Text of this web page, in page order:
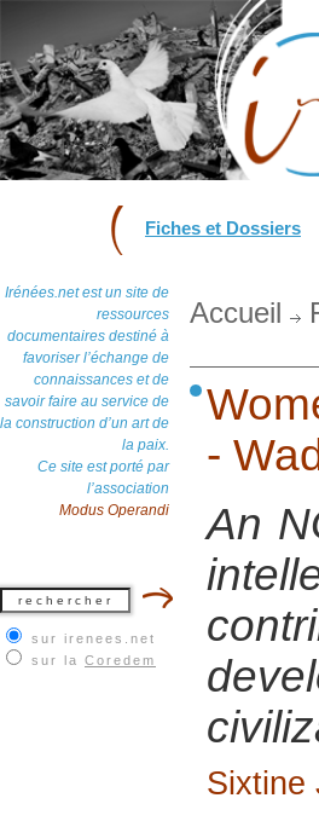
Fiches et Dossiers
Irénées.net est un site de
ressources
documentaires destiné à
favoriser l’échange de
connaissances et de
savoir faire au service de
la construction d’un art de
la paix.
Ce site est porté par
l’association
Modus Operandi
sur irenees.net
sur la Coredem
Accueil
-
An
Sixtine